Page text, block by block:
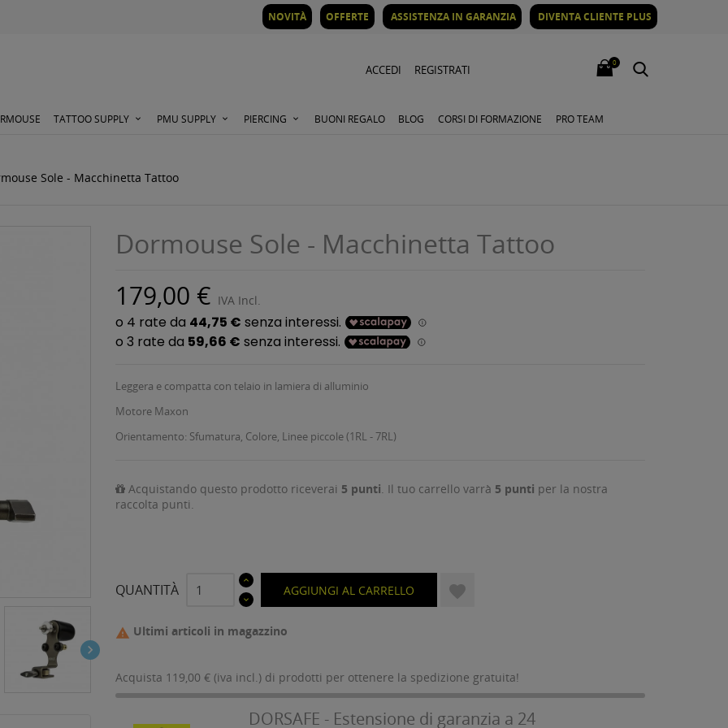
NOVITÀ OFFERTE ASSISTENZA IN GARANZIA DIVENTA CLIENTE PLUS
ACCEDI REGISTRATI
0
TATTOO SUPPLY PMU SUPPLY PIERCING BUONI REGALO BLOG CORSI DI FORMAZIONE PRO TEAM
Sole - Macchinetta Tattoo

Dormouse Sole - Macchinetta Tattoo
179,00 € IVA Incl.
Leggera e compatta con telaio in lamiera di alluminio
Motore Maxon
Orientamento: Sfumatura, Colore, Linee piccole (1RL - 7RL)
Acquistando questo prodotto riceverai 5 punti. Il tuo carrello varrà 5 punti per la nostra
raccolta punti.
QUANTITÀ AGGIUNGI AL CARRELLO 
 Ultimi articoli in magazzino
Acquista 119,00 € (iva incl.) di prodotti per ottenere la spedizione gratuita!
DORSAFE - Estensione di garanzia a 24